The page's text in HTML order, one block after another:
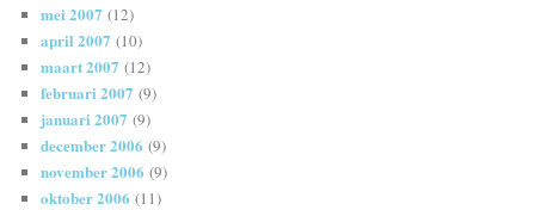
mei 2007 (12)
april 2007 (10)
maart 2007 (12)
februari 2007 (9)
januari 2007 (9)
december 2006 (9)
november 2006 (9)
oktober 2006 (11)